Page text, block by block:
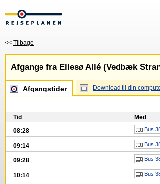
<< Tilbage
Afgange fra Ellesø Allé (Vedbæk
Afgangstider Download til din
Tid
Med
08:28
Bus
09:14 Bus
09:28 Bus
10:14 Bus